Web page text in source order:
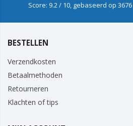
Score: 9.2/ 10, gebaseerd op 3676
BESTELLEN
Verzendkosten
Betaalmethoden
Retourneren
Klachten of tips